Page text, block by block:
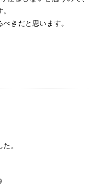
きだと思います。
。